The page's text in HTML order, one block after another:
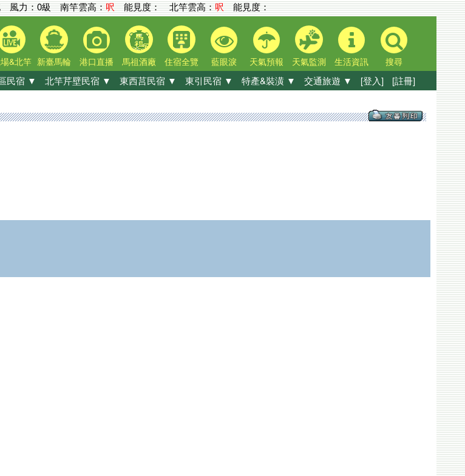
風力：0級南竿雲高：呎能見度：北竿雲高：呎能見度：
&北竿 新臺馬輪 港口直播 馬祖酒廠 住宿全覽 藍眼淚 天氣預報 天氣監測 生活資訊 搜尋
民宿 ▼ 北竿芹壁民宿 ▼ 東西莒民宿 ▼ 東引民宿 ▼ 特產&裝潢 ▼ 交通旅遊 ▼ [登入] [註冊]